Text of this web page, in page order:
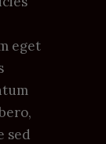
eget
sed